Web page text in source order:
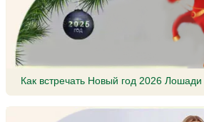
Как встречать Новый год 2026 Лошади